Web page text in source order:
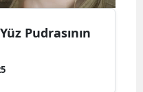
Pudrasının